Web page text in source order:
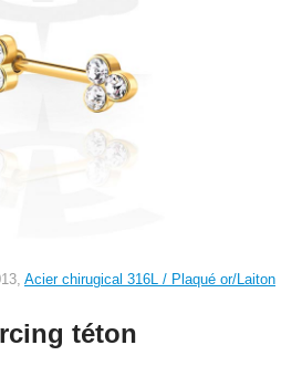
Acier chirugical 316L / Plaqué or/Laiton
téton